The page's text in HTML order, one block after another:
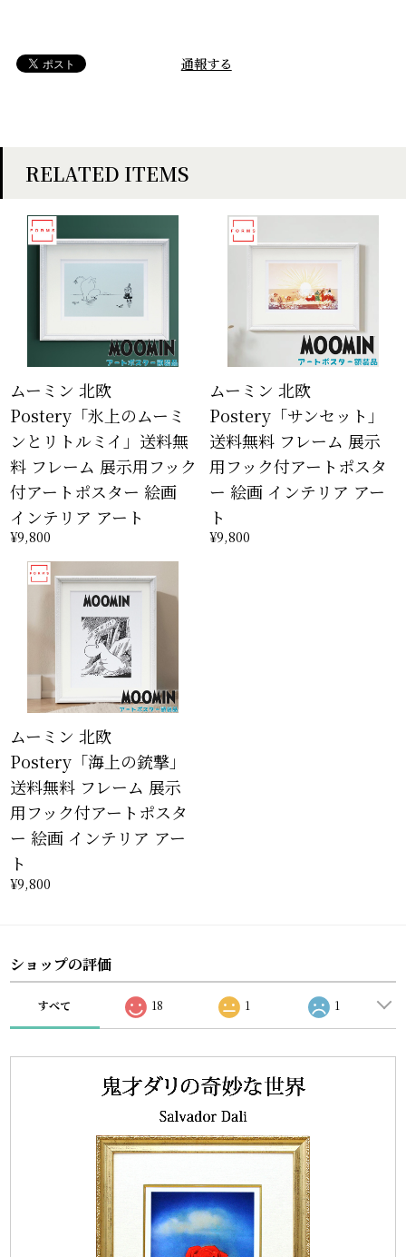
通報する
RELATED ITEMS
ムーミン 北欧
Postery「氷上のムーミ
ンとリトルミイ」送料無
料 フレーム 展示用フック
付アートポスター 絵画
インテリア アート
¥9,800
ムーミン 北欧
Postery「サンセット」
送料無料 フレーム 展示
用フック付アートポスタ
ー 絵画 インテリア アー
ト
¥9,800
ムーミン 北欧
Postery「海上の銃撃」
送料無料 フレーム 展示
用フック付アートポスタ
ー 絵画 インテリア アー
ト
¥9,800
ショップの評価
すべて 18 1 1